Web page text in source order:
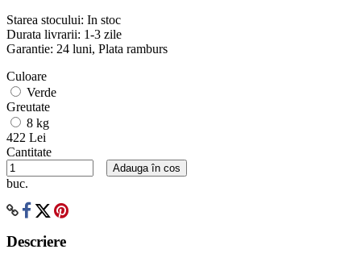
Starea stocului: In stoc
Durata livrarii: 1-3 zile
Garantie: 24 luni, Plata ramburs
Culoare
Verde
Greutate
8 kg
422 Lei
Cantitate
buc.
Adauga în cos
Descriere